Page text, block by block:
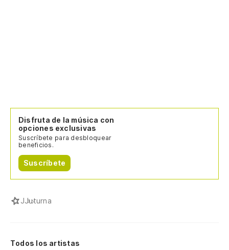
Disfruta de la música con
opciones exclusivas
Suscríbete para desbloquear
beneficios.
Suscríbete
JJuturna
Todos los artistas